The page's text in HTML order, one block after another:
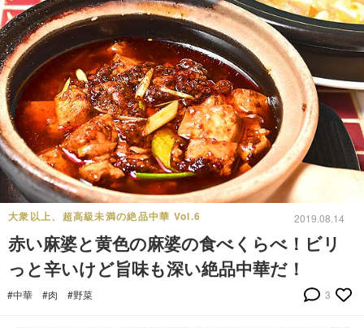
大衆以上、超高級未満の絶品中華 Vol.6 2019.08.14
赤い麻婆と黄色の麻婆の食べくらべ！ビリ
っと辛いけど旨味も深い絶品中華だ！
#中華 #肉 #野菜 3